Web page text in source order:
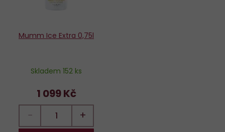
Mumm Ice Extra 0,75l
Skladem 152 ks
1 099 Kč
− +